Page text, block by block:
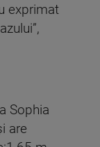
exprimat
Sophia
are